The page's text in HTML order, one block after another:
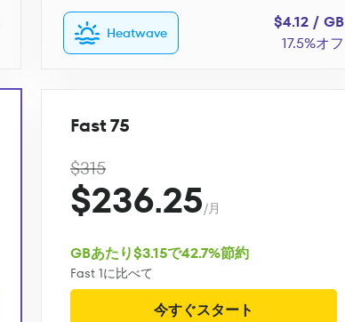
Heatwave
$4.12 / GB
17.5%オフ
Fast 75
$315
$236.25/月
GBあたり$3.15で42.7%節約
Fast 1に比べて
今すぐスタート